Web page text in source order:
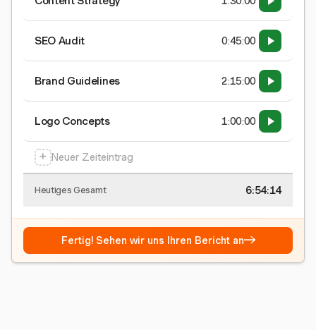
SEO Audit 0:45:00
Brand Guidelines 2:15:00
Logo Concepts 1:00:00
+ Neuer Zeiteintrag
Heutiges Gesamt 6:54:15
Fertig! Sehen wir uns Ihren Bericht an→